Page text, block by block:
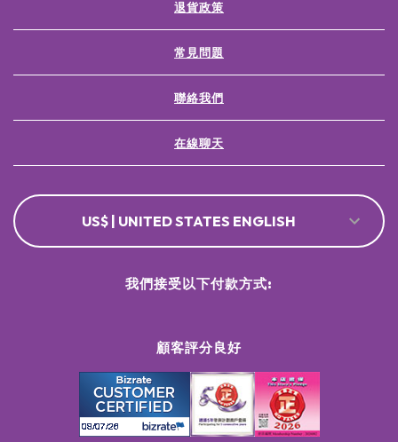
退貨政策
常見問題
聯絡我們
在線聊天
US$ | UNITED STATES ENGLISH
顧客評分良好
我們接受以下付款方式: